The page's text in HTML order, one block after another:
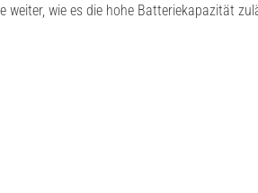
wie es die hohe Batteriekapazität